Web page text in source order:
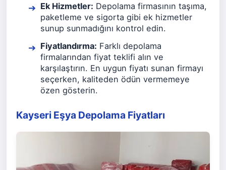
Ek Hizmetler: Depolama firmasının taşıma,
paketleme ve sigorta gibi ek hizmetler
sunup sunmadığını kontrol edin.
Fiyatlandırma: Farklı depolama
firmalarından fiyat teklifi alın ve
karşılaştırın. En uygun fiyatı sunan firmayı
seçerken, kaliteden ödün vermemeye
özen gösterin.
Kayseri Eşya Depolama Fiyatları